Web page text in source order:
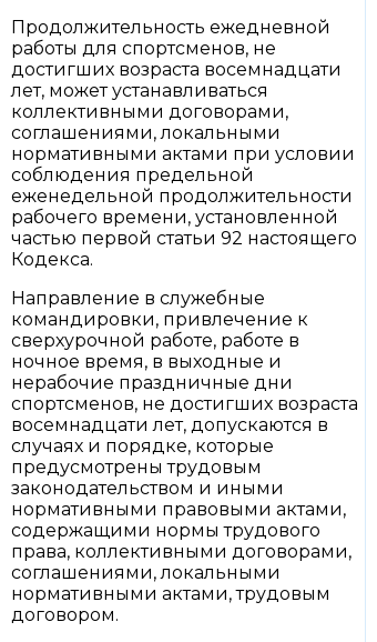
Продолжительность ежедневной
работы для спортсменов, не
достигших возраста восемнадцати
лет, может устанавливаться
коллективными договорами,
соглашениями, локальными
нормативными актами при условии
соблюдения предельной
еженедельной продолжительности
рабочего времени, установленной
частью первой статьи 92 настоящего
Кодекса.
Направление в служебные
командировки, привлечение к
сверхурочной работе, работе в
ночное время, в выходные и
нерабочие праздничные дни
спортсменов, не достигших возраста
восемнадцати лет, допускаются в
случаях и порядке, которые
предусмотрены трудовым
законодательством и иными
нормативными правовыми актами,
содержащими нормы трудового
права, коллективными договорами,
соглашениями, локальными
нормативными актами, трудовым
договором.